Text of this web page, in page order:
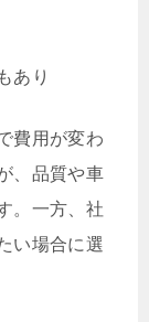
あり
費用が変わ
、品質や車
。一方、社
い場合に選